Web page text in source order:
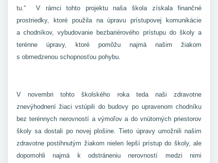
tu.“ V rámci tohto projektu naša škola získala finančné
prostriedky, ktoré použila na úpravu prístupovej komunikácie
a chodníkov, vybudovanie bezbariérového prístupu do školy a
terénne úpravy, ktoré pomôžu najmä našim žiakom
s obmedzenou schopnosťou pohybu.
V novembri tohto školského roka teda naši zdravotne
znevýhodnení žiaci vstúpili do budovy po upravenom chodníku
bez terénnych nerovností a výmoľov a do vnútorných priestorov
školy sa dostali po novej plošine. Tieto úpravy umožnili našim
zdravotne postihnutým žiakom nielen lepší prístup do školy, ale
dopomohli najmä k odstráneniu nerovností medzi nimi